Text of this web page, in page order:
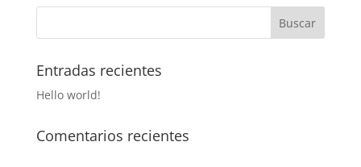
Entradas recientes
Hello world!
Comentarios recientes